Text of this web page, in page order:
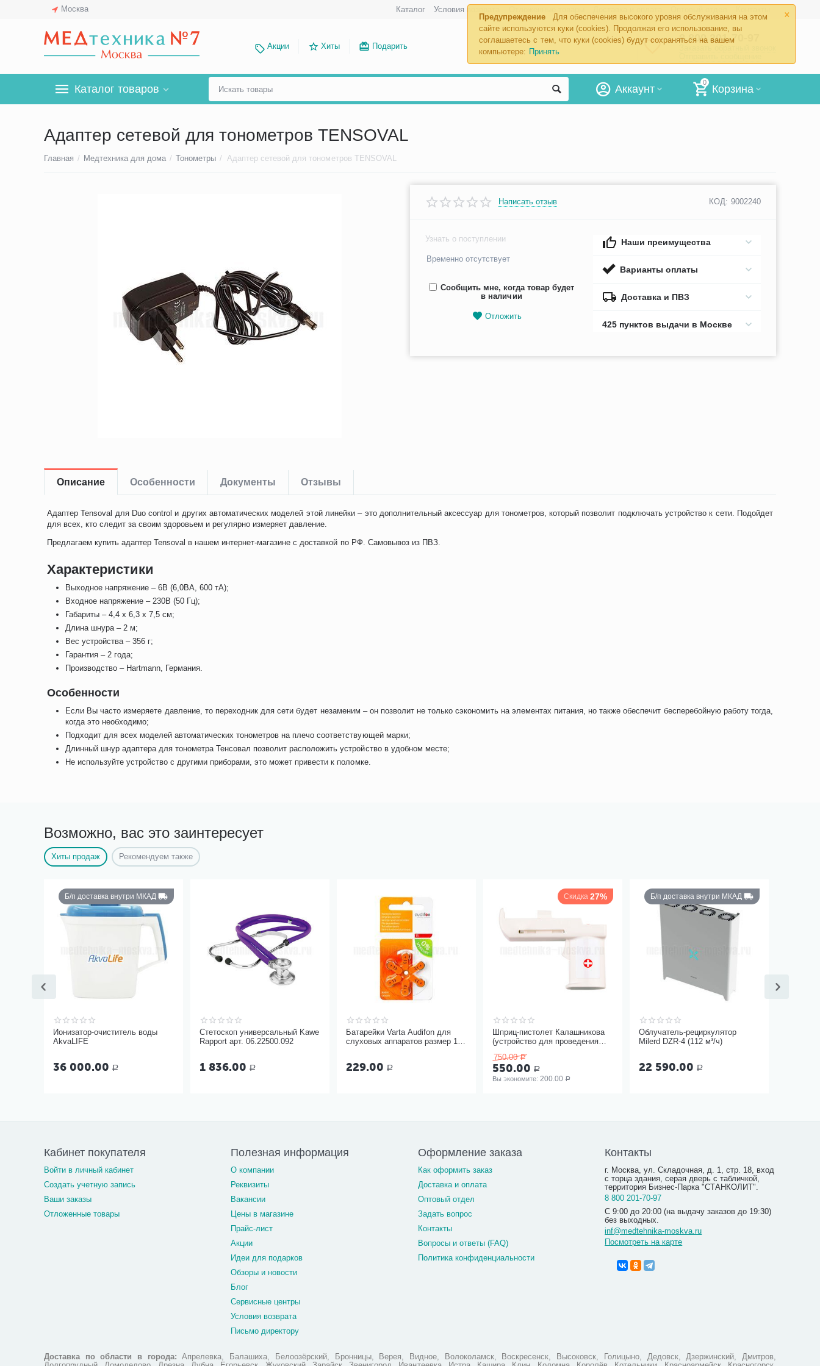
×
Предупреждение
Для обеспечения высокого уровня обслуживания на этом
сайте используются куки (cookies). Продолжая его использование, вы
соглашаетесь с тем, что куки (cookies) будут сохраняться на вашем
компьютере: Принять
Москва Каталог Условия возврата
Акции Хиты Подарить
8 800 201-70-97
Каталог товаров
0
Корзина
Аккаунт
Адаптер сетевой для тонометров TENSOVAL
Главная / Медтехника для дома / Тонометры / Адаптер сетевой для тонометров TENSOVAL
Написать отзыв КОД: 9002240
Узнать о поступлении
Временно отсутствует
Сообщить мне, когда товар будет
в наличии
Отложить
Наши преимущества
Варианты оплаты
Доставка и ПВЗ
425 пунктов выдачи в Москве
Описание Особенности Документы Отзывы
Адаптер Tensoval для Duo control и других автоматических моделей этой линейки – это дополнительный аксессуар для тонометров, который позволит подключать устройство к сети. Подойдет
для всех, кто следит за своим здоровьем и регулярно измеряет давление.
Предлагаем купить адаптер Tensoval в нашем интернет-магазине с доставкой по РФ. Самовывоз из ПВЗ.
Характеристики
Выходное напряжение – 6В (6,0ВА, 600 тА);
Входное напряжение – 230В (50 Гц);
Габариты – 4,4 х 6,3 х 7,5 см;
Длина шнура – 2 м;
Вес устройства – 356 г;
Гарантия – 2 года;
Производство – Hartmann, Германия.
Особенности
Если Вы часто измеряете давление, то переходник для сети будет незаменим – он позволит не только сэкономить на элементах питания, но также обеспечит бесперебойную работу тогда,
когда это необходимо;
Подходит для всех моделей автоматических тонометров на плечо соответствующей марки;
Длинный шнур адаптера для тонометра Тенсовал позволит расположить устройство в удобном месте;
Не используйте устройство с другими приборами, это может привести к поломке.
Возможно, вас это заинтересует
Хиты продаж Рекомендуем также
Б/п доставка внутри МКАД
Ионизатор-очиститель воды
AkvaLIFE
36 000.00 Р
Стетоскоп универсальный Kawe
Rapport арт. 06.22500.092
1 836.00 Р
Батарейки Varta Audifon для
слуховых аппаратов размер 13,
229.00 Р
Скидка 27%
Шприц-пистолет Калашникова
(устройство для проведения
одноразовыми)
750.00 Р
550.00 Р
Вы экономите: 200.00 Р
Б/п доставка внутри МКАД
Облучатель-рециркулятор
Milerd DZR-4 (112 м³/ч)
22 590.00 Р
Кабинет покупателя
Войти в личный кабинет
Создать учетную запись
Ваши заказы
Отложенные товары
Полезная информация
О компании
Реквизиты
Вакансии
Цены в магазине
Прайс-лист
Акции
Идеи для подарков
Обзоры и новости
Блог
Сервисные центры
Условия возврата
Письмо директору
Оформление заказа
Как оформить заказ
Доставка и оплата
Оптовый отдел
Задать вопрос
Контакты
Вопросы и ответы (FAQ)
Политика конфиденциальности
Контакты
г. Москва, ул. Складочная, д. 1, стр. 18, вход
с торца здания, серая дверь с табличкой,
территория Бизнес-Парка "СТАНКОЛИТ".
8 800 201-70-97
С 9:00 до 20:00 (на выдачу заказов до 19:30)
без выходных.
inf@medtehnika-moskva.ru
Посмотреть на карте
Доставка по области в города: Апрелевка, Балашиха, Белоозёрский, Бронницы, Верея, Видное, Волоколамск, Воскресенск, Высоковск, Голицыно, Дедовск, Дзержинский, Дмитров,